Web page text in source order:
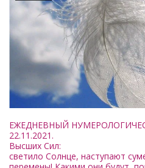
ЕЖЕДНЕВНЫЙ
22.11.2021.
Высших Сил:
светило Солнце, наступают